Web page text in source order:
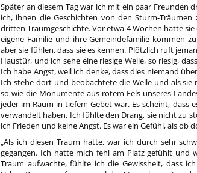
Später an diesem Tag war ich mit ein paar Freunden
ich, ihnen die Geschichten von den Sturm-
dritten Traumgeschichte. Vor etwa 4 Wochen hatte
eigene Familie und ihre Gemeindefamilie kommen
aber sie fühlen, dass sie es kennen. Plötzlich ruft
Haustür, und ich sehe eine riesige Welle, so riesig,
Ich habe Angst, weil ich denke, dass dies niemand
Ich stehe dort und beobachtete die Welle und als
so wie die Monumente aus rotem Fels unseres
jeder im Raum in tiefem Gebet war. Es scheint, dass
verwandelt haben. Ich fühlte den Drang, sie nicht zu
ich Frieden und keine Angst. Es war ein Gefühl, als ob
„Als ich diesen Traum hatte, war ich durch sehr
gegangen. Ich hatte mich fehl am Platz gefühlt und
Traum aufwachte, fühlte ich die Gewissheit, dass